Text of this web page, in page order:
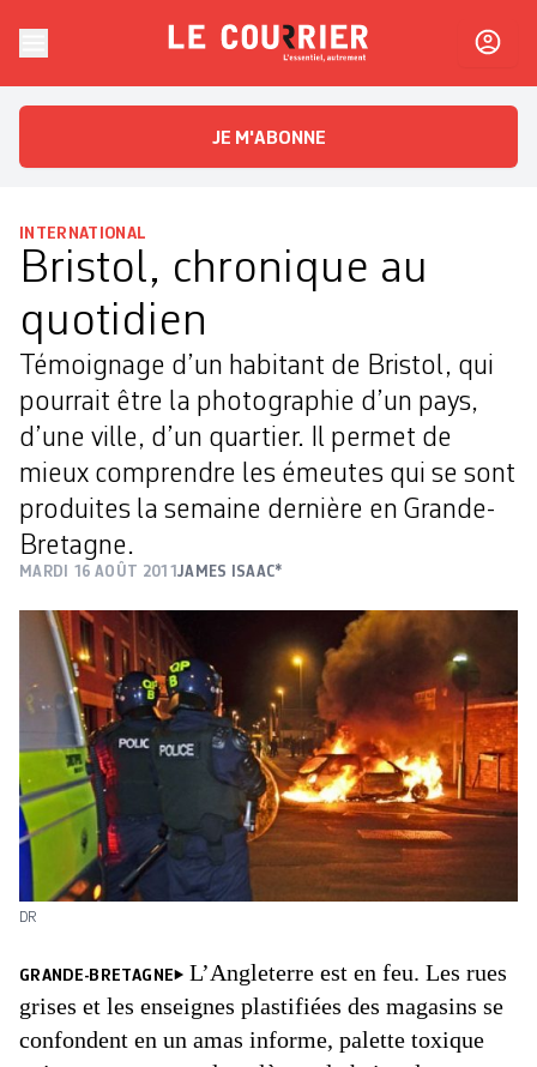
Le CourrierL'essentiel, autrement
JE M'ABONNE
INTERNATIONAL
Bristol, chronique au
quotidien
Témoignage d’un habitant de Bristol, qui
pourrait être la photographie d’un pays,
d’une ville, d’un quartier. Il permet de
mieux comprendre les émeutes qui se sont
produites la semaine dernière en Grande-
Bretagne.
MARDI 16 AOÛT 2011 JAMES ISAAC*
DR
GRANDE-BRETAGNE
L’Angleterre est en feu. Les rues
grises et les enseignes plastifiées des magasins se
confondent en un amas informe, palette toxique